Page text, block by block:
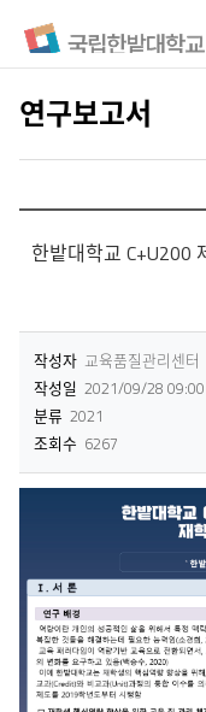
연구보고서
한밭대학교 C+U200
작성자 교육품질관리센터
작성일 2021/09/28 09:00
분류 2021
조회수 6267